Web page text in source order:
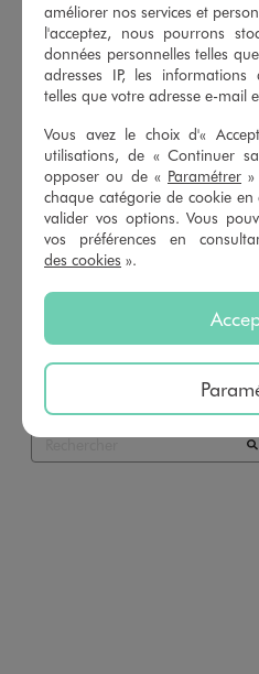
4.7/5
Basé sur26
avis soumis à un
contrôle
Voir tous les avis sur ce site
5étoiles
4étoiles
3étoiles
2étoiles
Trier les avis
améliorer nos services et
l'acceptez, nous pourrons
données personnelles telles
adresses IP, les
telles que votre adresse e-mail
Vous avez le choix d'«
utilisations, de « Continuer
opposer ou de « Paramétrer
chaque catégorie de cookie
valider vos options. Vous
vos préférences en
des cookies ».